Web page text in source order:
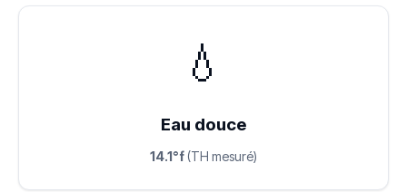
💧
Eau douce
14.1°f (TH mesuré)